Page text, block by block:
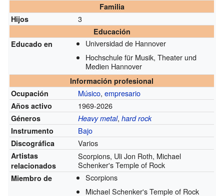
Familia
Hijos
3
Educación
Educado en
Universidad de Hannover
Hochschule für Musik, Theater und
Medien Hannover
Información profesional
Ocupación
Músico,empresario
Años activo 1969-2026
Géneros Heavy metal,hard rock
Instrumento
Bajo
Discográfica Varios
Artistas
relacionados
Scorpions, Uli Jon Roth, Michael
Schenker's Temple of Rock
Miembro de
Scorpions
Michael Schenker's Temple of Rock